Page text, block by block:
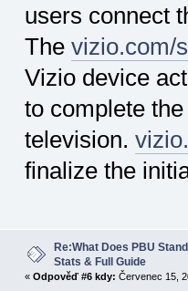
users connect
The vizio.com/
Vizio device
to complete
television.
finalize the
Re:What Does PBU
Stats & Full Guide
« Odpověď #6 kdy: Červenec 15,